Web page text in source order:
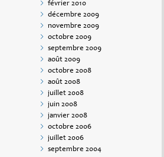
février 2010
décembre 2009
novembre 2009
octobre 2009
septembre 2009
août 2009
octobre 2008
août 2008
juillet 2008
juin 2008
janvier 2008
octobre 2006
juillet 2006
septembre 2004